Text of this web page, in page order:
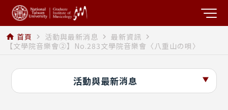
home 首頁 navigate_next 活動與最新消息 navigate_next 最新資訊 navigate_next
【文學院音樂會②】No.283文學院音樂會〈八重山の唄〉
活動與最新消息